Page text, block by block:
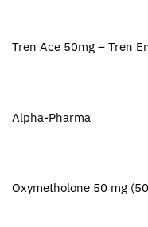
Tren Ace 50mg – Tren
Alpha-Pharma
Oxymetholone 50 mg